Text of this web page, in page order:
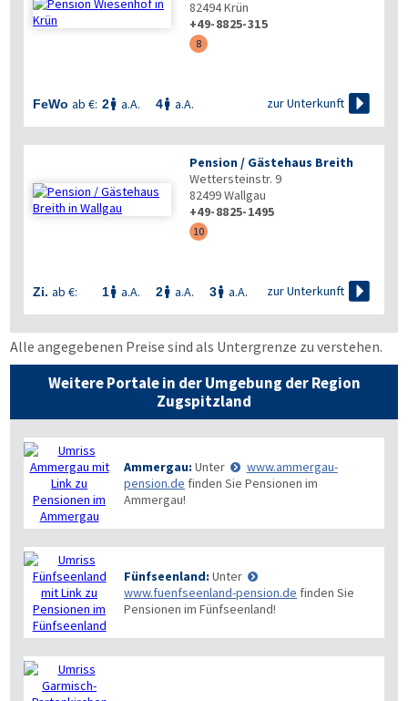
82494Krün
+49-8825-315
8
FeWo ab €: 2 a.A. 4 a.A. zur Unterkunft 
Pension / Gästehaus Breith
Wettersteinstr. 9
82499Wallgau
+49-8825-1495
10
Zi. ab €: 1 a.A. 2 a.A. 3 a.A. zur Unterkunft 
Alle angegebenen Preise sind als Untergrenze zu verstehen.
Weitere Portale in der Umgebung der Region
Zugspitzland
Ammergau: Unter
www.ammergau-
pension.de finden Sie Pensionen im
Ammergau!
Fünfseenland: Unter
www.fuenfseenland-pension.de finden Sie
Pensionen im Fünfseenland!